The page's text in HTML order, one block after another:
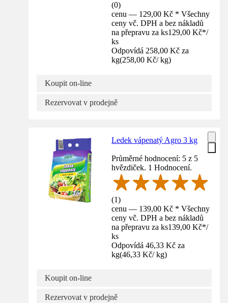
(0)
cenu — 129,00 Kč * Všechny
ceny vč. DPH a bez nákladů
na přepravu za ks129,00 Kč*/
ks
Odpovídá 258,00 Kč za
kg(258,00 Kč/ kg)
Koupit on-line
Rezervovat v prodejně
Ledek vápenatý Agro 3 kg
Průměrné hodnocení: 5 z 5
hvězdiček. 1 Hodnocení.
(1)
cenu — 139,00 Kč * Všechny
ceny vč. DPH a bez nákladů
na přepravu za ks139,00 Kč*/
ks
Odpovídá 46,33 Kč za
kg(46,33 Kč/ kg)
Koupit on-line
Rezervovat v prodejně